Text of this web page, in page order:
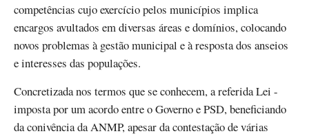
competências cujo exercício pelos municípios implica
encargos avultados em diversas áreas e domínios, colocando
novos problemas à gestão municipal e à resposta dos anseios
e interesses das populações.
Concretizada nos termos que se conhecem, a referida Lei -
imposta por um acordo entre o Governo e PSD, beneficiando
da conivência da ANMP, apesar da contestação de várias